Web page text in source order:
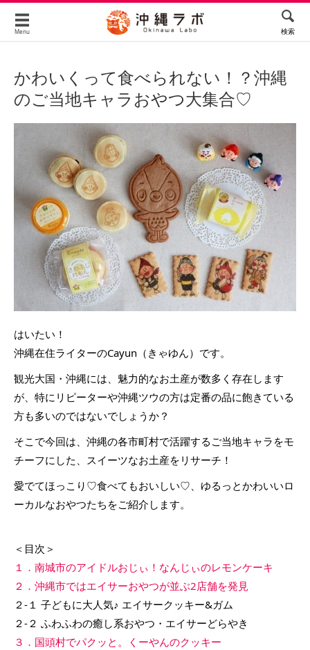
Menu 検索
かわいくって食べられない！？沖縄
のご当地キャラおやつ大集合♡
はいたい！
沖縄在住ライターのCayun（きゃゆん）です。
観光大国・沖縄には、魅力的なお土産が数多く存在します
が、特にリピーターや沖縄ツウの方は定番の品に飽きている
方も多いのではないでしょうか？
そこで今回は、沖縄の各市町村で活躍するご当地キャラをモ
チーフにした、スイーツなお土産をリサーチ！
愛でてほっこり♡食べてもおいしい♡、ゆるっとかわいいロ
ーカルなおやつたちをご紹介します。
＜目次＞
１．南城市のアイドルおじぃ！なんじぃのレモンケーキ
２．沖縄市ではエイサーおやつが並ぶ2店舗を発見
２-１ 子どもに大人気♪ エイサークッキー&ガム
２-２ ふわふわの癒し系おやつ・エイサーどらやき
３．国頭村でパクッと。くーやんのクッキー